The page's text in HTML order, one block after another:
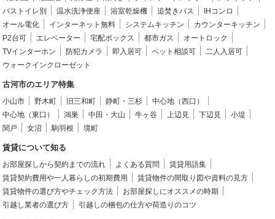
バストイレ別
温水洗浄便座 浴室乾燥機 追焚きバス
IHコンロ
オール電化
インターネット無料 システムキッチン
カウンターキッチン
P2台可
エレベーター 宅配ボックス 都市ガス
オートロック
TVインターホン
防犯カメラ 即入居可 ペット相談可
二人入居可
ウォークインクローゼット
古河市のエリア特集
小山市 野木町 旧三和町 静町・三杉
中心地（西口）
中心地（東口）
鴻巣 中田・大山 牛ヶ谷 上辺見 下辺見
小堤
関戸
女沼 駒羽根 境町
賃貸について知る
お部屋探しから契約までの流れ よくある質問
賃貸用語集
賃貸契約費用や一人暮らしの初期費用
賃貸物件の間取り図や資料の見方
賃貸物件の選び方やチェック方法
お部屋探しにオススメの時期
引越し業者の選び方
引越しの梱包の仕方や荷造りのコツ